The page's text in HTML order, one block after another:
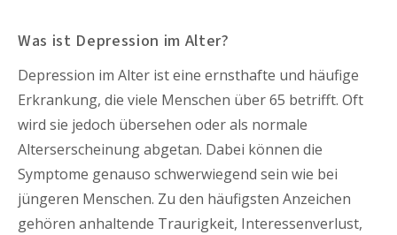
Was ist Depression im Alter?
Depression im Alter ist eine ernsthafte und häufige
Erkrankung, die viele Menschen über 65 betrifft. Oft
wird sie jedoch übersehen oder als normale
Alterserscheinung abgetan. Dabei können die
Symptome genauso schwerwiegend sein wie bei
jüngeren Menschen. Zu den häufigsten Anzeichen
gehören anhaltende Traurigkeit, Interessenverlust,